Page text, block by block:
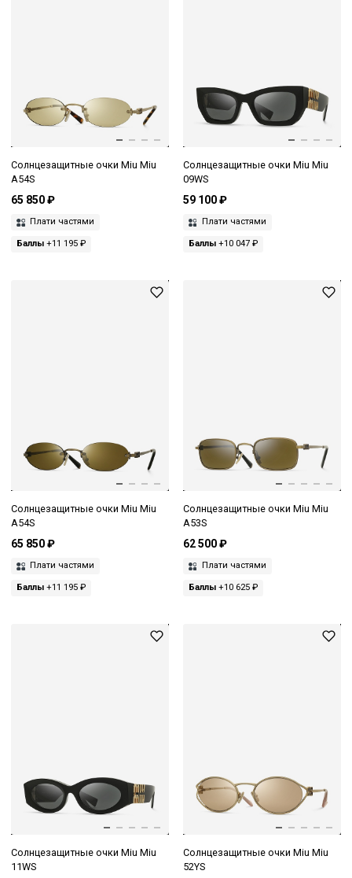
Солнцезащитные очки Miu Miu
A54S
65 850 ₽
Плати частями
Баллы +11 195 ₽
Солнцезащитные очки Miu Miu
09WS
59 100 ₽
Плати частями
Баллы+10 047 ₽
Солнцезащитные очки Miu Miu
A54S
65 850 ₽
Плати частями
Баллы +11 195 ₽
Солнцезащитные очки Miu Miu
A53S
62 500 ₽
Плати частями
Баллы+10 625 ₽
Солнцезащитные очки Miu Miu
11WS
Солнцезащитные очки Miu Miu
52YS